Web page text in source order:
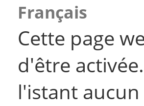
Français
Cette page
d'être
l'istant